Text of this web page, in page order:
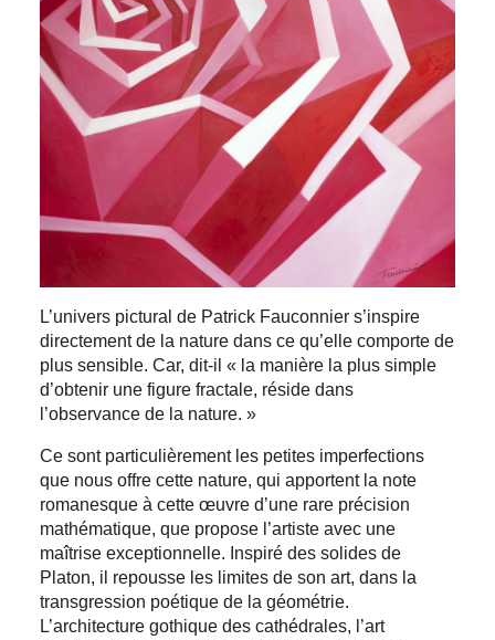
L’univers pictural de Patrick Fauconnier s’inspire
directement de la nature dans ce qu’elle comporte de
plus sensible. Car, dit-il « la manière la plus simple
d’obtenir une figure fractale, réside dans
l’observance de la nature. »
Ce sont particulièrement les petites imperfections
que nous offre cette nature, qui apportent la note
romanesque à cette œuvre d’une rare précision
mathématique, que propose l’artiste avec une
maîtrise exceptionnelle. Inspiré des solides de
Platon, il repousse les limites de son art, dans la
transgression poétique de la géométrie.
L’architecture gothique des cathédrales, l’art